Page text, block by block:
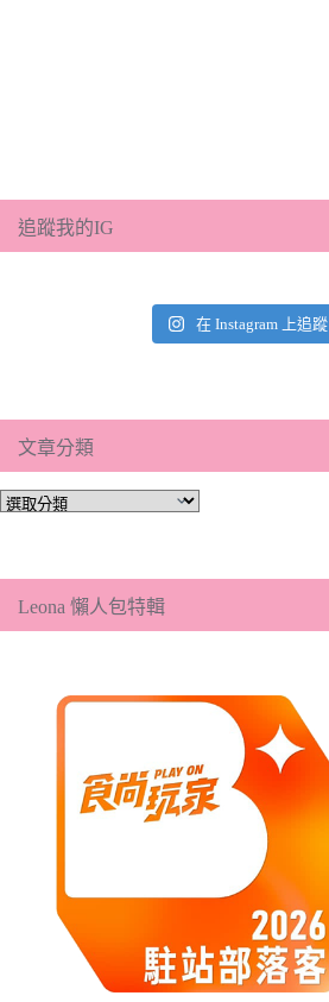
追蹤我的IG
在 Instagram 上追蹤
文章分類
文
類
Leona 懶人包特輯